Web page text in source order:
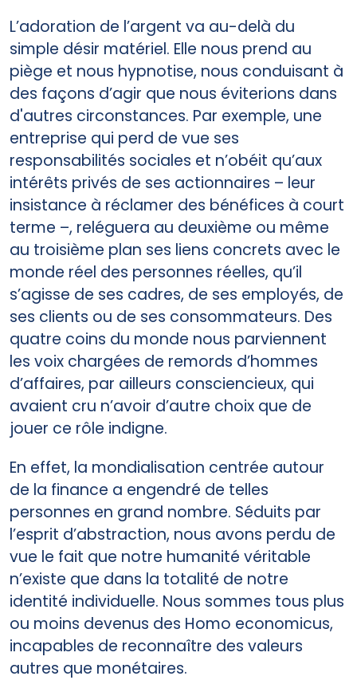
L’adoration de l’argent va au-delà du
simple désir matériel. Elle nous prend au
piège et nous hypnotise, nous conduisant à
des façons d’agir que nous éviterions dans
d'autres circonstances. Par exemple, une
entreprise qui perd de vue ses
responsabilités sociales et n’obéit qu’aux
intérêts privés de ses actionnaires – leur
insistance à réclamer des bénéfices à court
terme –, reléguera au deuxième ou même
au troisième plan ses liens concrets avec le
monde réel des personnes réelles, qu’il
s’agisse de ses cadres, de ses employés, de
ses clients ou de ses consommateurs. Des
quatre coins du monde nous parviennent
les voix chargées de remords d’hommes
d’affaires, par ailleurs consciencieux, qui
avaient cru n’avoir d’autre choix que de
jouer ce rôle indigne.
En effet, la mondialisation centrée autour
de la finance a engendré de telles
personnes en grand nombre. Séduits par
l’esprit d’abstraction, nous avons perdu de
vue le fait que notre humanité véritable
n’existe que dans la totalité de notre
identité individuelle. Nous sommes tous plus
ou moins devenus des Homo economicus,
incapables de reconnaître des valeurs
autres que monétaires.